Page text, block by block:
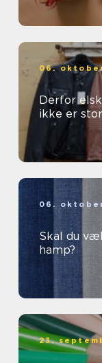
06.
Derfor
ikke er
06.
Skal du
hamp?
23.